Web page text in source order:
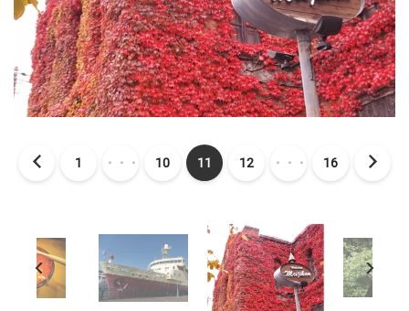
1 ・・・ 10 11 12 ・・・ 16